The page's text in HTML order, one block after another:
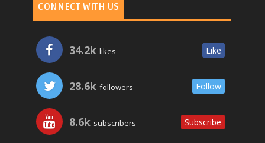
CONNECT WITH US
34.2k likes Like
28.6k followers Follow
8.6k subscribers Subscribe